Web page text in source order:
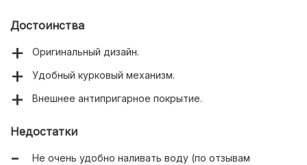
Достоинства
Оригинальный дизайн.
Удобный курковый механизм.
Внешнее антипригарное покрытие.
Недостатки
Не очень удобно наливать воду (по отзывам